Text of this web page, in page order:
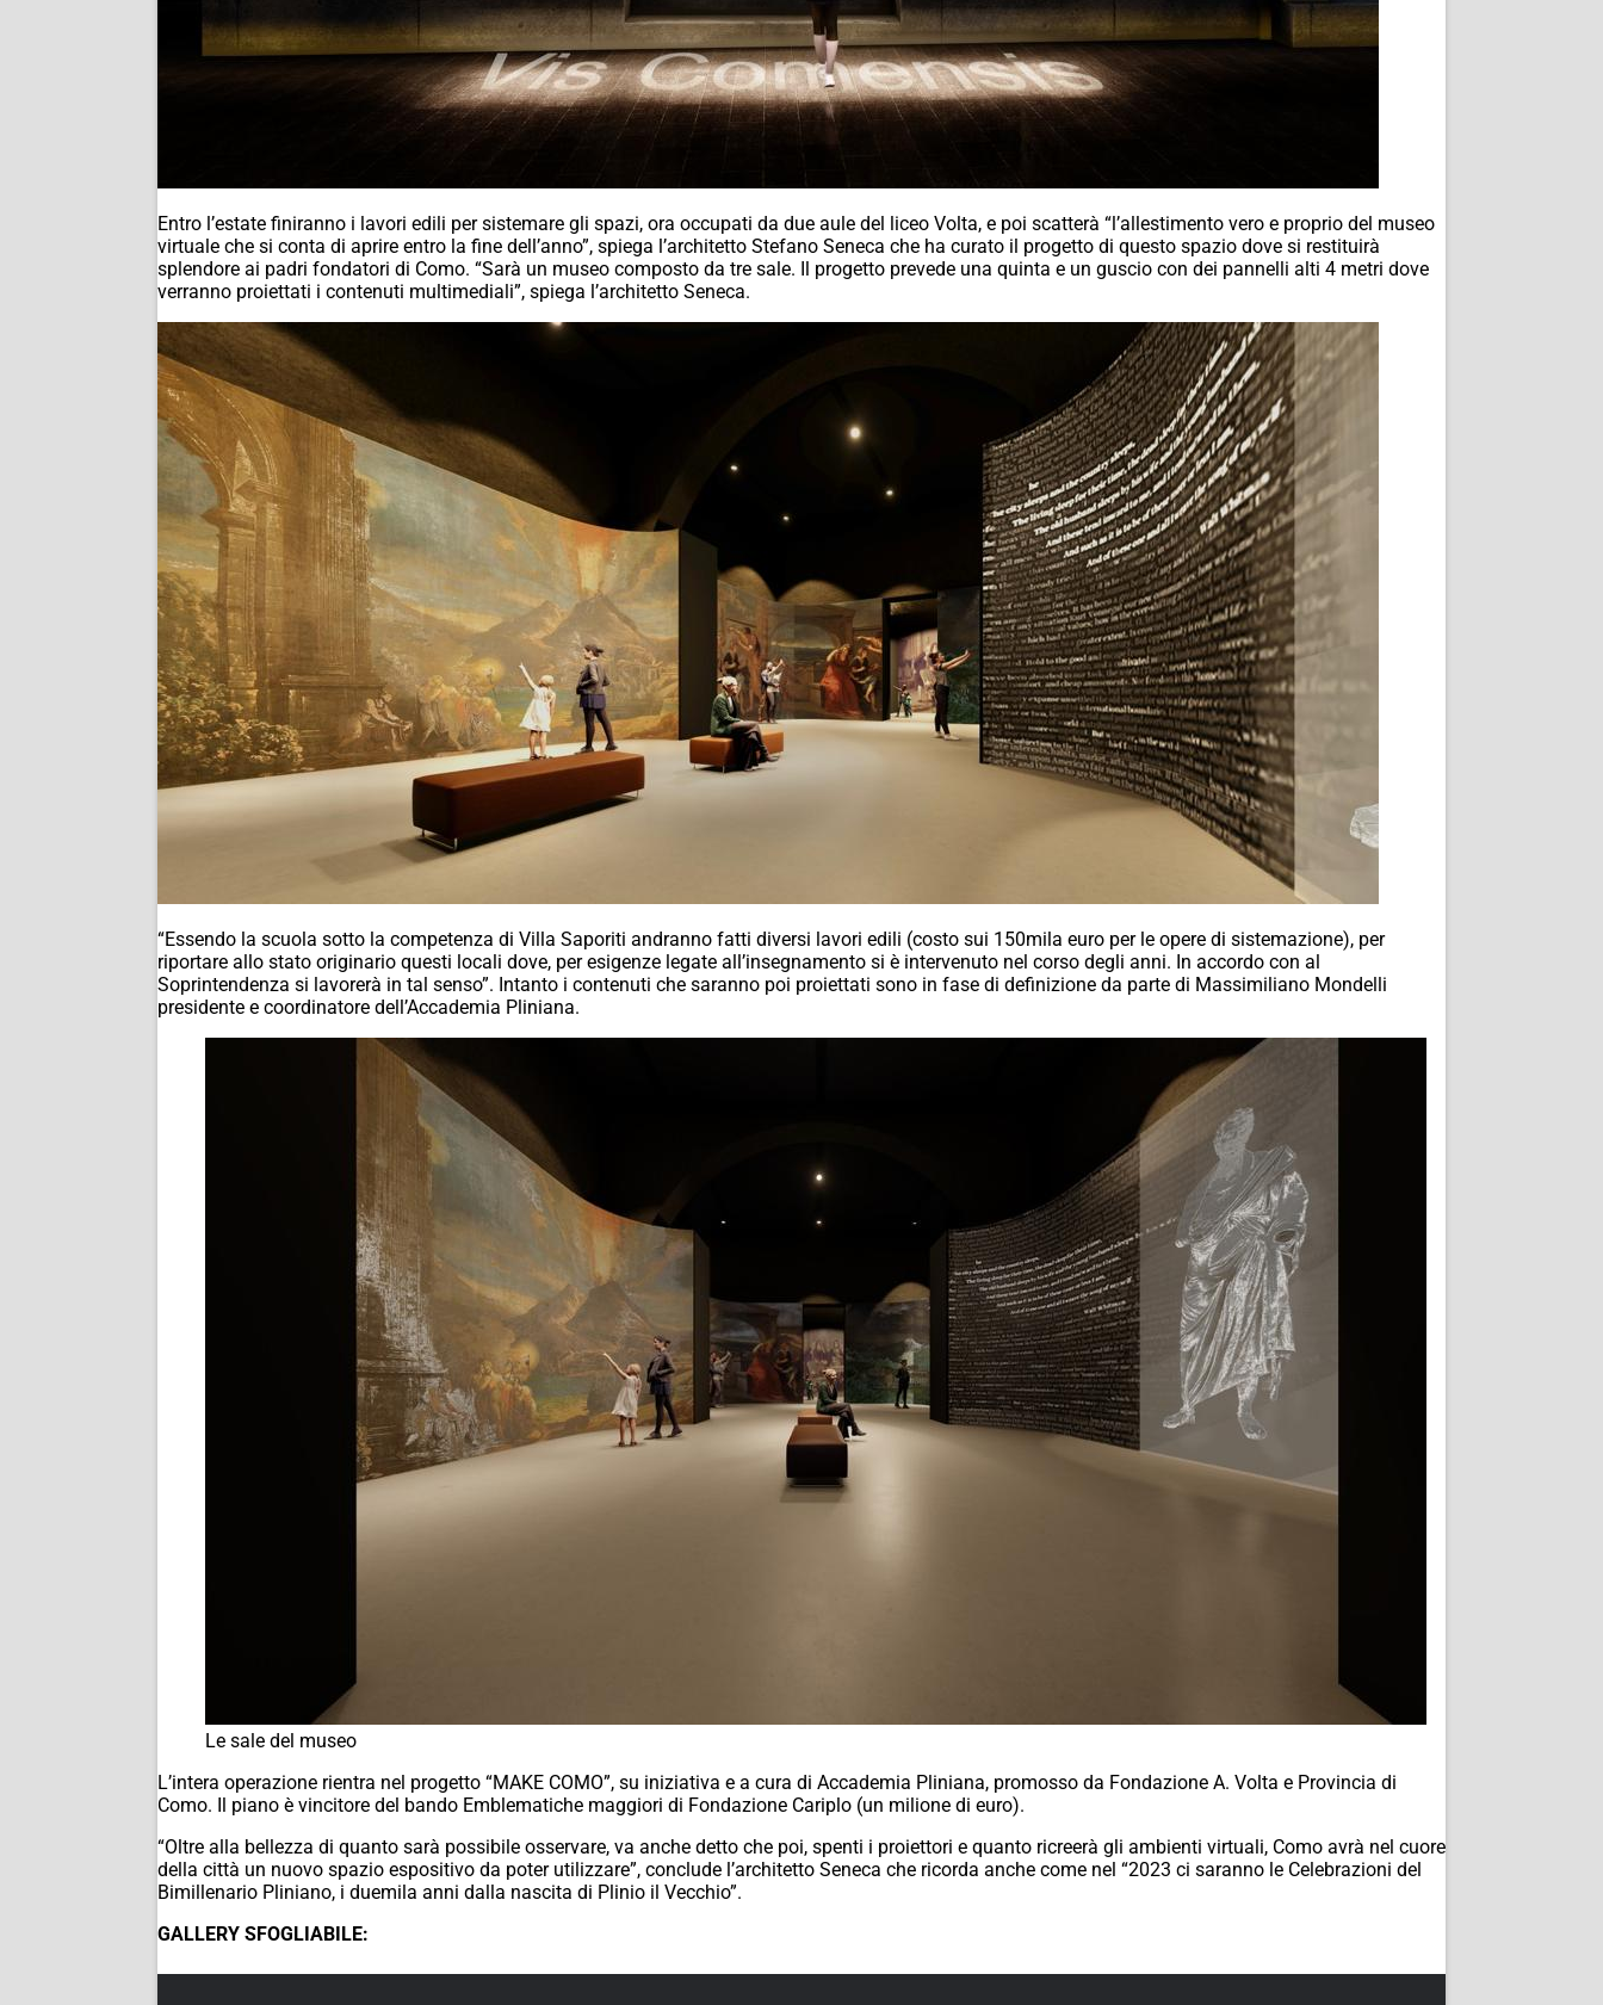
Entro l’estate finiranno i lavori edili per sistemare gli spazi, ora occupati da due aule del liceo Volta, e poi scatterà “l’allestimento vero e proprio del museo
virtuale che si conta di aprire entro la fine dell’anno”, spiega l’architetto Stefano Seneca che ha curato il progetto di questo spazio dove si restituirà
splendore ai padri fondatori di Como. “Sarà un museo composto da tre sale. Il progetto prevede una quinta e un guscio con dei pannelli alti 4 metri dove
verranno proiettati i contenuti multimediali”, spiega l’architetto Seneca.
“Essendo la scuola sotto la competenza di Villa Saporiti andranno fatti diversi lavori edili (costo sui 150mila euro per le opere di sistemazione), per
riportare allo stato originario questi locali dove, per esigenze legate all’insegnamento si è intervenuto nel corso degli anni. In accordo con al
Soprintendenza si lavorerà in tal senso”. Intanto i contenuti che saranno poi proiettati sono in fase di definizione da parte di Massimiliano Mondelli
presidente e coordinatore dell’Accademia Pliniana.
Le sale del museo
L’intera operazione rientra nel progetto “MAKE COMO”, su iniziativa e a cura di Accademia Pliniana, promosso da Fondazione A. Volta e Provincia di
Como. Il piano è vincitore del bando Emblematiche maggiori di Fondazione Cariplo (un milione di euro).
“Oltre alla bellezza di quanto sarà possibile osservare, va anche detto che poi, spenti i proiettori e quanto ricreerà gli ambienti virtuali, Como avrà nel cuore
della città un nuovo spazio espositivo da poter utilizzare”, conclude l’architetto Seneca che ricorda anche come nel “2023 ci saranno le Celebrazioni del
Bimillenario Pliniano, i duemila anni dalla nascita di Plinio il Vecchio”.
GALLERY SFOGLIABILE: